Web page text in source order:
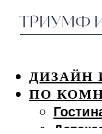
ДИЗАЙН
ПО